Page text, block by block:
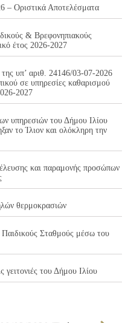
– Οριστικά Αποτελέσματα
& Βρεφονηπιακούς
έτος 2026-2027
υπ’ αριθ. 24146/03-07-2026
σε υπηρεσίες καθαρισμού
2027
υπηρεσιών του Δήμου Ιλίου
το Ίλιον και ολόκληρη την
και παραμονής προσώπων
θερμοκρασιών
Παιδικούς Σταθμούς μέσω του
γειτονιές του Δήμου Ιλίου